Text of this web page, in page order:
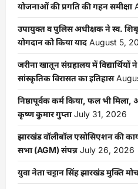
योजनाओं की प्रगति की गहन समीक्षा
उपायुक्त व पुलिस अधीक्षक ने स्व. शिबू
योगदान को किया याद August 5,
जरीना खातून संग्रहालय में
सांस्कृतिक विरासत का इतिहास
निष्ठापूर्वक कर्म किया, फल भी मिला,
कृष्ण कुमार गुप्ता July 31, 2026
झारखंड वॉलीबॉल एसोसिएशन की
सभा (AGM) संपन्न July 26, 2026
युवा नेता चट्टान सिंह झारखंड मुक्ति